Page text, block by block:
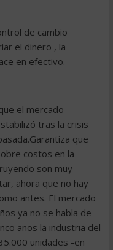
de cambio
el dinero , la
en efectivo.
el mercado
tras la crisis
que
costos en la
son muy
ahora que no hay
antes. El mercado
ya no se habla de
años la industria del
unidades -en